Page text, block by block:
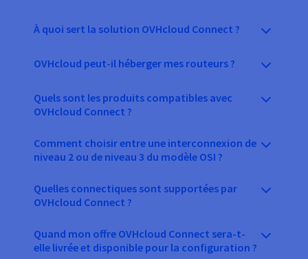
À quoi sert la solution OVHcloud Connect ?
OVHcloud peut-il héberger mes routeurs ?
Quels sont les produits compatibles avec
OVHcloud Connect ?
Comment choisir entre une interconnexion de
niveau 2 ou de niveau 3 du modèle OSI ?
Quelles connectiques sont supportées par
OVHcloud Connect ?
Quand mon offre OVHcloud Connect sera-t-
elle livrée et disponible pour la configuration ?